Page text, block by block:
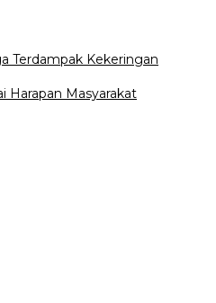
Terdampak Kekeringan
Harapan Masyarakat